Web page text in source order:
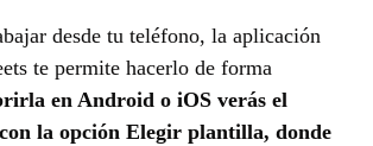
desde tu teléfono, la aplicación
te permite hacerlo de forma
en Android o iOS verás el
la opción Elegir plantilla, donde